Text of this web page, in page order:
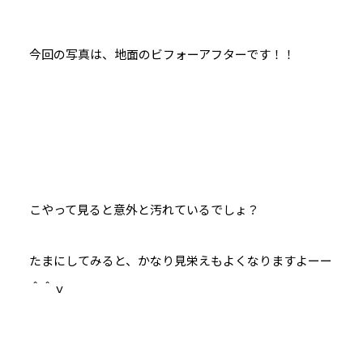
今回の写真は、地面のビフォーアフターです！！
こやって見ると意外と汚れているでしょ？
たまにしてみると、かなり見栄えもよくなりますよーー
＾＾ｖ